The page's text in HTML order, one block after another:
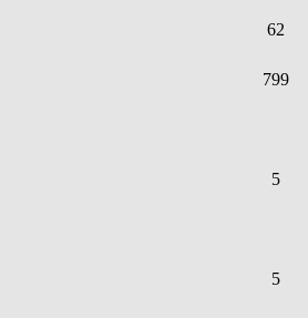
62
799
5
5